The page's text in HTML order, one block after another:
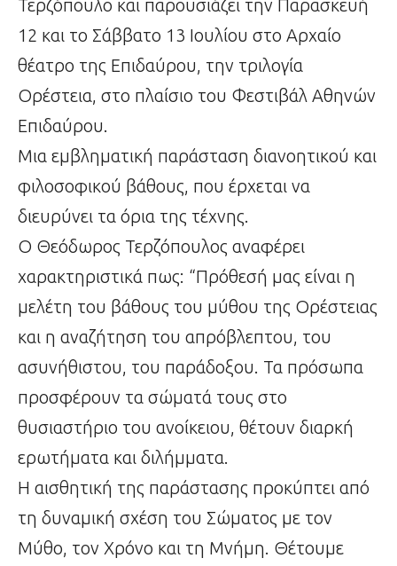
Τερζόπουλο και παρουσιάζει την Παρασκευή
12 και το Σάββατο 13 Ιουλίου στο Αρχαίο
θέατρο της Επιδαύρου, την τριλογία
Ορέστεια, στο πλαίσιο του Φεστιβάλ Αθηνών
Επιδαύρου.
Μια εμβληματική παράσταση διανοητικού και
φιλοσοφικού βάθους, που έρχεται να
διευρύνει τα όρια της τέχνης.
Ο Θεόδωρος Τερζόπουλος αναφέρει
χαρακτηριστικά πως: “Πρόθεσή μας είναι η
μελέτη του βάθους του μύθου της Ορέστειας
και η αναζήτηση του απρόβλεπτου, του
ασυνήθιστου, του παράδοξου. Τα πρόσωπα
προσφέρουν τα σώματά τους στο
θυσιαστήριο του ανοίκειου, θέτουν διαρκή
ερωτήματα και διλήμματα.
Η αισθητική της παράστασης προκύπτει από
τη δυναμική σχέση του Σώματος με τον
Μύθο, τον Χρόνο και τη Μνήμη. Θέτουμε